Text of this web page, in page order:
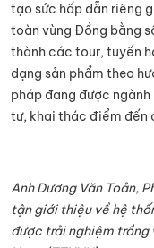
tạo sức hấp dẫn riêng
toàn vùng Đồng bằng
thành các tour, tuyến
dạng sản phẩm theo
pháp đang được
tư, khai thác điểm đến
Anh Dương Văn Toản,
tận giới thiệu về hệ
được trải nghiệm trồng